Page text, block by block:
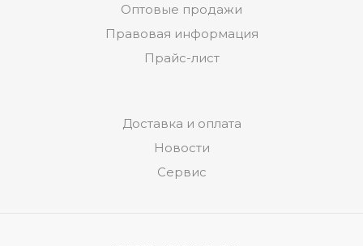
Оптовые продажи
Правовая информация
Прайс-лист
Доставка и оплата
Новости
Сервис